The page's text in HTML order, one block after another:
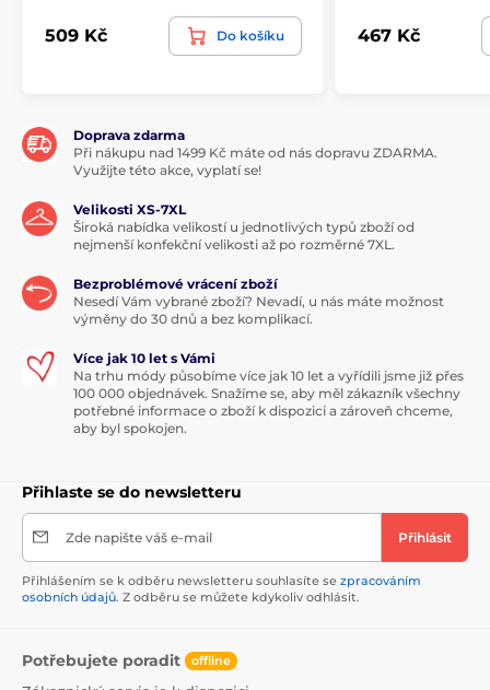
509 Kč Do košíku 467 Kč
Doprava zdarma
Při nákupu nad 1499 Kč máte od nás dopravu ZDARMA.
Využijte této akce, vyplatí se!
Velikosti XS-7XL
Široká nabídka velikostí u jednotlivých typů zboží od
nejmenší konfekční velikosti až po rozměrné 7XL.
Bezproblémové vrácení zboží
Nesedí Vám vybrané zboží? Nevadí, u nás máte možnost
výměny do 30 dnů a bez komplikací.
Více jak 10 let s Vámi
Na trhu módy působíme více jak 10 let a vyřídili jsme již přes
100 000 objednávek. Snažíme se, aby měl zákazník všechny
potřebné informace o zboží k dispozici a zároveň chceme,
aby byl spokojen.
Přihlaste se do newsletteru
Zde napište váš e-mail Přihlásit
Přihlášením se k odběru newsletteru souhlasíte se zpracováním
osobních údajů. Z odběru se můžete kdykoliv odhlásit.
Potřebujete poradit offline